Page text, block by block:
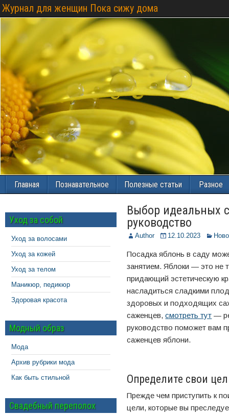
Журнал для женщин Пока сижу дома
Главная Познавательное Полезные статьи Разное
Выбор идеальных
руководство
Author 12.10.2023
Посадка яблонь в саду
занятием. Яблоки — это не
придающий эстетическую
насладиться сладкими
здоровых и подходящих
саженцев,смотреть тут —
руководство поможет вам
саженцев яблони.
Определите свои
Прежде чем приступить к
цели, которые вы
Уход за собой
Уход за волосами
Уход за кожей
Уход за телом
Маникюр, педикюр
Здоровая красота
Модный образ
Мода
Архив рубрики мода
Как быть стильной
Свадебный переполох